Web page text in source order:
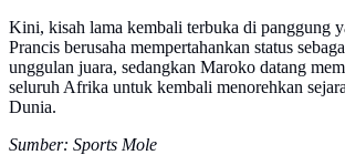
Kini, kisah lama kembali terbuka di panggung
Prancis berusaha mempertahankan status
unggulan juara, sedangkan Maroko datang
seluruh Afrika untuk kembali menorehkan
Dunia.
Sumber: Sports Mole